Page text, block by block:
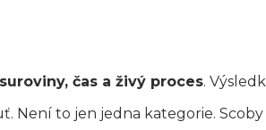
čas a živý proces.
Není to jen jedna kategorie.